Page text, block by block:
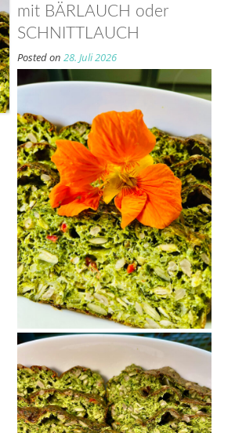
mit BÄRLAUCH oder
SCHNITTLAUCH
Posted on 28. Juli 2026